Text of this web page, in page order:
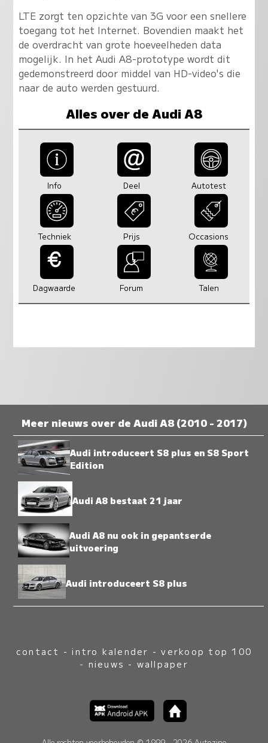
LTE zorgt ten opzichte van 3G voor een snellere
toegang tot het Internet. Bovendien maakt het
de overdracht van grote hoeveelheden data
mogelijk. In het Audi A8-prototype wordt dit
gedemonstreerd door middel van HD-video's die
naar de auto werden gestuurd.
Alles over de Audi A8
Info Deel Autotest
Techniek Prijs Occasions
Dagwaarde Forum Talen
Meer nieuws over de Audi A8 (2010 - 2017)
Audi introduceert S8 plus en S8 Sport
Edition
Audi A8 bestaat 21 jaar
Audi A8 nu ook in gepantserde
uitvoering
Audi introduceert S8 plus
contact -intro kalender -verkoop top 100
- nieuws - wallpaper